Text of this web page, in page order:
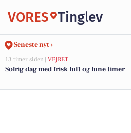
VORES Tinglev
Seneste nyt ›
13 timer siden | VEJRET
Solrig dag med frisk luft og lune timer